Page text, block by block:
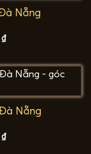
Nẵng
₫Giá
hiện
1,500,000 ₫.
Nẵng
₫Giá
hiện